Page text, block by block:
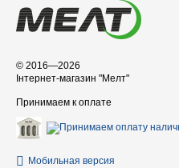
© 2016—2026
Інтернет-магазин "Мелт"
Принимаем к оплате
Мобильная версия